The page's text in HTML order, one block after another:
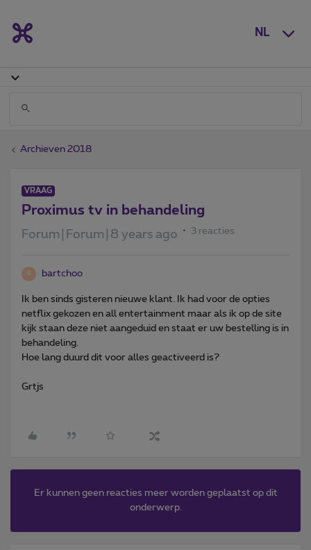
NL
Archieven 2018
VRAAG
Proximus tv in behandeling
Forum|Forum|8 years ago 3 reacties
B bartchoo
Ik ben sinds gisteren nieuwe klant. Ik had voor de opties
netflix gekozen en all entertainment maar als ik op de site
kijk staan deze niet aangeduid en staat er uw bestelling is in
behandeling.
Hoe lang duurd dit voor alles geactiveerd is?
Grtjs
Er kunnen geen reacties meer worden geplaatst op dit
onderwerp.